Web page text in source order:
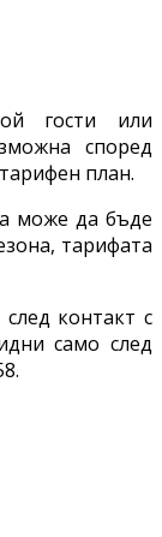
гости или
според
план.
може да бъде
тарифата
контакт с
само след